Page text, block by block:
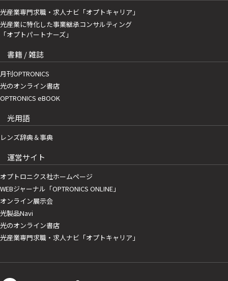
光産業専門求職・求人ナビ「オプトキャリア」
光産業に特化した事業継承コンサルティング
「オプトパートナーズ」
書籍 / 雑誌
月刊OPTRONICS
光のオンライン書店
OPTRONICS eBOOK
光用語
レンズ辞典＆事典
運営サイト
オプトロニクス社ホームページ
WEBジャーナル「OPTRONICS ONLINE」
オンライン展示会
光製品Navi
光のオンライン書店
光産業専門求職・求人ナビ「オプトキャリア」